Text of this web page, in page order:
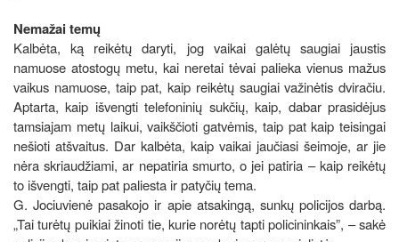
Nemažai temų
Kalbėta, ką reikėtų daryti, jog vaikai galėtų saugiai jaustis
namuose atostogų metu, kai neretai tėvai palieka vienus mažus
vaikus namuose, taip pat, kaip reikėtų saugiai važinėtis dviračiu.
Aptarta, kaip išvengti telefoninių sukčių, kaip, dabar prasidėjus
tamsiajam metų laikui, vaikščioti gatvėmis, taip pat kaip teisingai
nešioti atšvaitus. Dar kalbėta, kaip vaikai jaučiasi šeimoje, ar jie
nėra skriaudžiami, ar nepatiria smurto, o jei patiria – kaip reikėtų
to išvengti, taip pat paliesta ir patyčių tema.
G. Jociuvienė pasakojo ir apie atsakingą, sunkų policijos darbą.
„Tai turėtų puikiai žinoti tie, kurie norėtų tapti policininkais”, – sakė